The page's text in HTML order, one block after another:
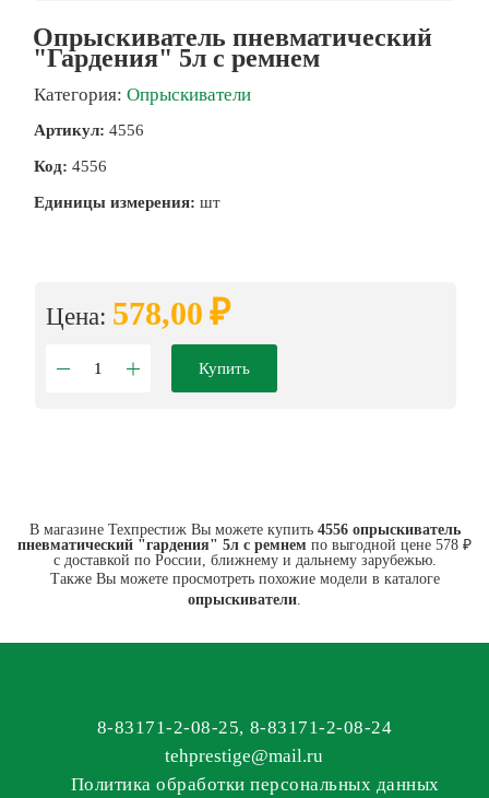
Опрыскиватель пневматический
"Гардения" 5л с ремнем
Категория: Опрыскиватели
Артикул: 4556
Код: 4556
Единицы измерения: шт
Цена: 578,00 ₽
Купить
В магазине Техпрестиж Вы можете купить 4556 опрыскиватель
пневматический "гардения" 5л с ремнем по выгодной цене 578 ₽
с доставкой по России, ближнему и дальнему зарубежью.
Также Вы можете просмотреть похожие модели в каталоге
опрыскиватели.
8-83171-2-08-25, 8-83171-2-08-24
tehprestige@mail.ru
Политика обработки персональных данных